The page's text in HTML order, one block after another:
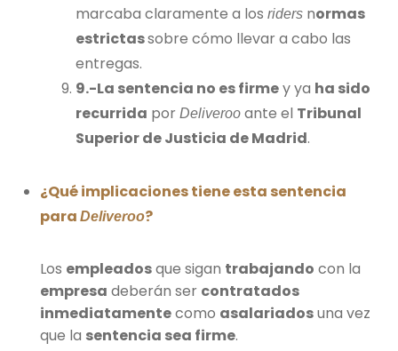
marcaba claramente a los riders normas
estrictassobre cómo llevar a cabo las
entregas.
9.-La sentencia no es firmey ya ha sido
recurrida por Deliveroo ante el Tribunal
Superior de Justicia de Madrid.
¿Qué implicaciones tiene esta sentencia
para Deliveroo?
Los empleadosque sigan trabajando con la
empresa deberán ser contratados
inmediatamentecomo asalariadosuna vez
que la sentencia sea firme.